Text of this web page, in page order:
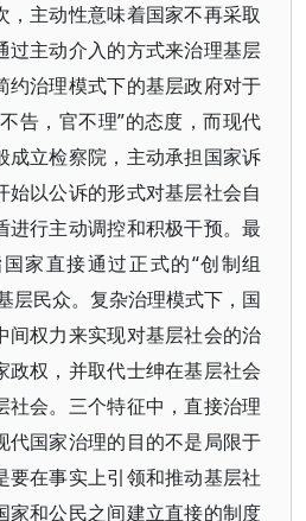
，主动性意味着国家不再采取
过主动介入的方式来治理基层
约治理模式下的基层政府对于
告，官不理”的态度，而现代
成立检察院，主动承担国家诉
始以公诉的形式对基层社会自
进行主动调控和积极干预。最
家直接通过正式的“创制组
层民众。复杂治理模式下，国
间权力来实现对基层社会的治
政权，并取代士绅在基层社会
社会。三个特征中，直接治理
代国家治理的目的不是局限于
要在事实上引领和推动基层社
家和公民之间建立直接的制度